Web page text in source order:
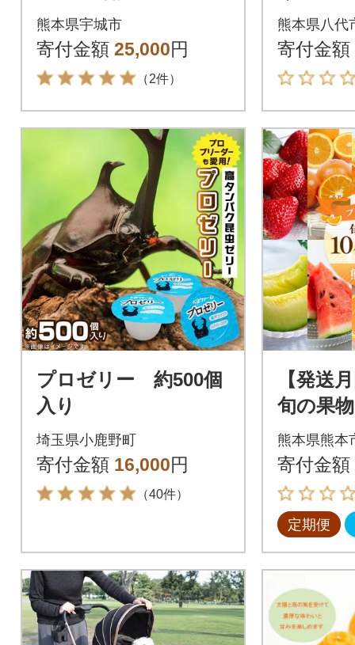
掲載】松川果樹園の不
知火5kgデコポン・不
知火発祥地産
熊本県宇城市
寄付金額 25,000円
（2件）
27年1月
発送】
熊本県八代
寄付金額
プロゼリー 約500個
入り
埼玉県小鹿野町
寄付金額 16,000円
（40件）
【発送
旬の果
～10月
回
熊本県熊本
寄付金額
定期便